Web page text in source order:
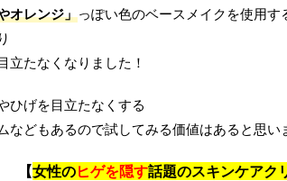
オレンジ」っぽい色のベースメイクを使用す
立たなくなりました！
ひげを目立たなくする
などもあるので試してみる価値はあると思い
【女性のヒゲを隠す話題のスキンケアク